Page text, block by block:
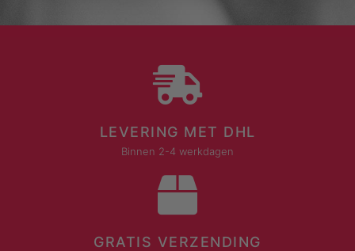
LEVERING MET DHL
Binnen 2-4 werkdagen
GRATIS VERZENDING